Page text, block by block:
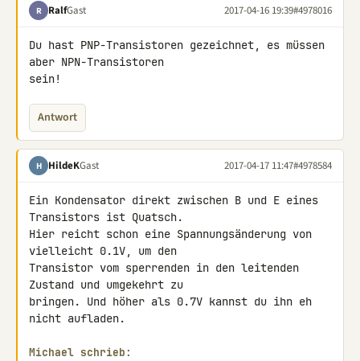
R RalfGast 2017-04-16 19:39#4978016
Du hast PNP-Transistoren gezeichnet, es müssen
aber NPN-Transistoren
sein!
Antwort
H HildeKGast 2017-04-17 11:47#4978584
Ein Kondensator direkt zwischen B und E eines
Transistors ist Quatsch.
Hier reicht schon eine Spannungsänderung von
vielleicht 0.1V, um den
Transistor vom sperrenden in den leitenden
Zustand und umgekehrt zu
bringen. Und höher als 0.7V kannst du ihn eh
nicht aufladen.
Michael schrieb: